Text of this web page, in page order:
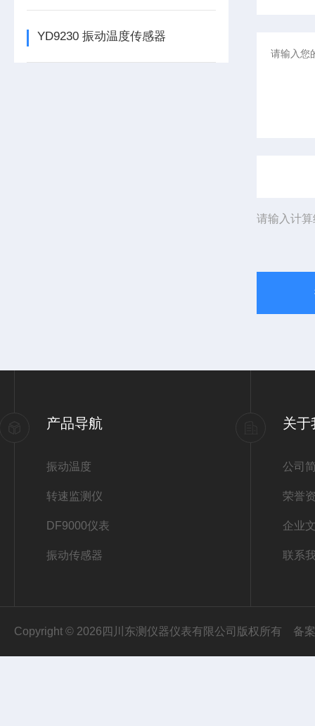
YD9230 振动温度传感器
请输入计
产品导航
振动温度
转速监测仪
DF9000仪表
振动传感器
关于
公司
荣誉
企业
联系
Copyright © 2026四川东测仪器仪表有限公司版权所有 备